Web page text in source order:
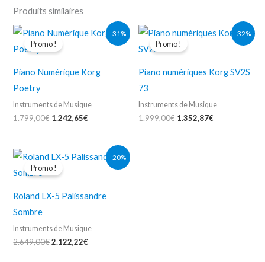
Produits similaires
-31%
Promo !
Piano Numérique Korg
Poetry
Instruments de Musique
1.799,00€
Le
prix
initial
1.799,00€.
1.242,65€
Le
prix
1.242,65€.
-32%
Promo !
Piano numériques Korg SV2S
73
Instruments de Musique
1.999,00€
prix
initial
1.999,00€.
1.352,87€
Le
prix
1.352,87€.
-20%
Promo !
Roland LX-5 Palissandre
Sombre
Instruments de Musique
2.649,00€
Le
prix
initial
2.649,00€.
2.122,22€
prix
2.122,22€.